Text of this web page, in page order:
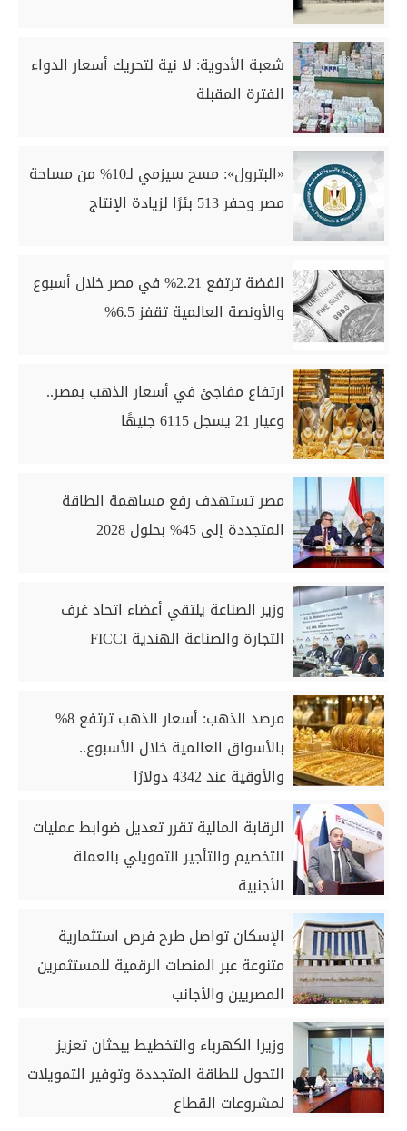
شعبة الأدوية: لا نية لتحريك أسعار الدواء
الفترة المقبلة
«البترول»: مسح سيزمي لـ10% من مساحة
مصر وحفر 513 بئرًا لزيادة الإنتاج
الفضة ترتفع 2.21% في مصر خلال أسبوع
والأونصة العالمية تقفز 6.5%
ارتفاع مفاجئ في أسعار الذهب بمصر..
وعيار 21 يسجل 6115 جنيهًا
مصر تستهدف رفع مساهمة الطاقة
المتجددة إلى 45% بحلول 2028
وزير الصناعة يلتقي أعضاء اتحاد غرف
التجارة والصناعة الهندية FICCI
مرصد الذهب: أسعار الذهب ترتفع 8%
بالأسواق العالمية خلال الأسبوع..
والأوقية عند 4342 دولارًا
الرقابة المالية تقرر تعديل ضوابط عمليات
التخصيم والتأجير التمويلي بالعملة
الأجنبية
الإسكان تواصل طرح فرص استثمارية
متنوعة عبر المنصات الرقمية للمستثمرين
المصريين والأجانب
وزيرا الكهرباء والتخطيط يبحثان تعزيز
التحول للطاقة المتجددة وتوفير التمويلات
لمشروعات القطاع